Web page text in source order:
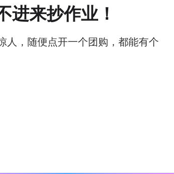
进来抄作业！
人，随便点开一个团购，都能有个